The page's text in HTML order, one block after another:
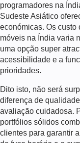
programadores na
Sudeste Asiático
económicas. Os custo
móveis na Índia varia
uma opção super
acessibilidade e a
prioridades.
Dito isto, não será
diferença de
avaliação cuidadosa.
portfólios sólidos
clientes para garantir